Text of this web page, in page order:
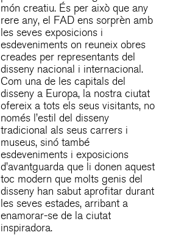
món creatiu. És per això que any
rere any, el FAD ens sorprèn amb
les seves exposicions i
esdeveniments on reuneix obres
creades per representants del
disseny nacional i internacional.
Com una de les capitals del
disseny a Europa, la nostra ciutat
ofereix a tots els seus visitants, no
només l’estil del disseny
tradicional als seus carrers i
museus, sinó també
esdeveniments i exposicions
d’avantguarda que li donen aquest
toc modern que molts genis del
disseny han sabut aprofitar durant
les seves estades, arribant a
enamorar-se de la ciutat
inspiradora.